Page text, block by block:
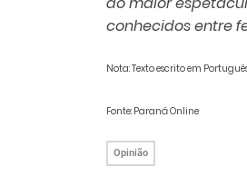
conhecidos entre
Nota: Texto escrito em
Fonte: Paraná Online
Opinião